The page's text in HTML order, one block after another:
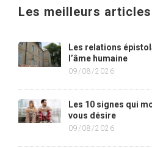
Les meilleurs articles
Les relations
l’âme humaine
09/08/2026
Les 10 signes qui
vous désire
09/08/2026